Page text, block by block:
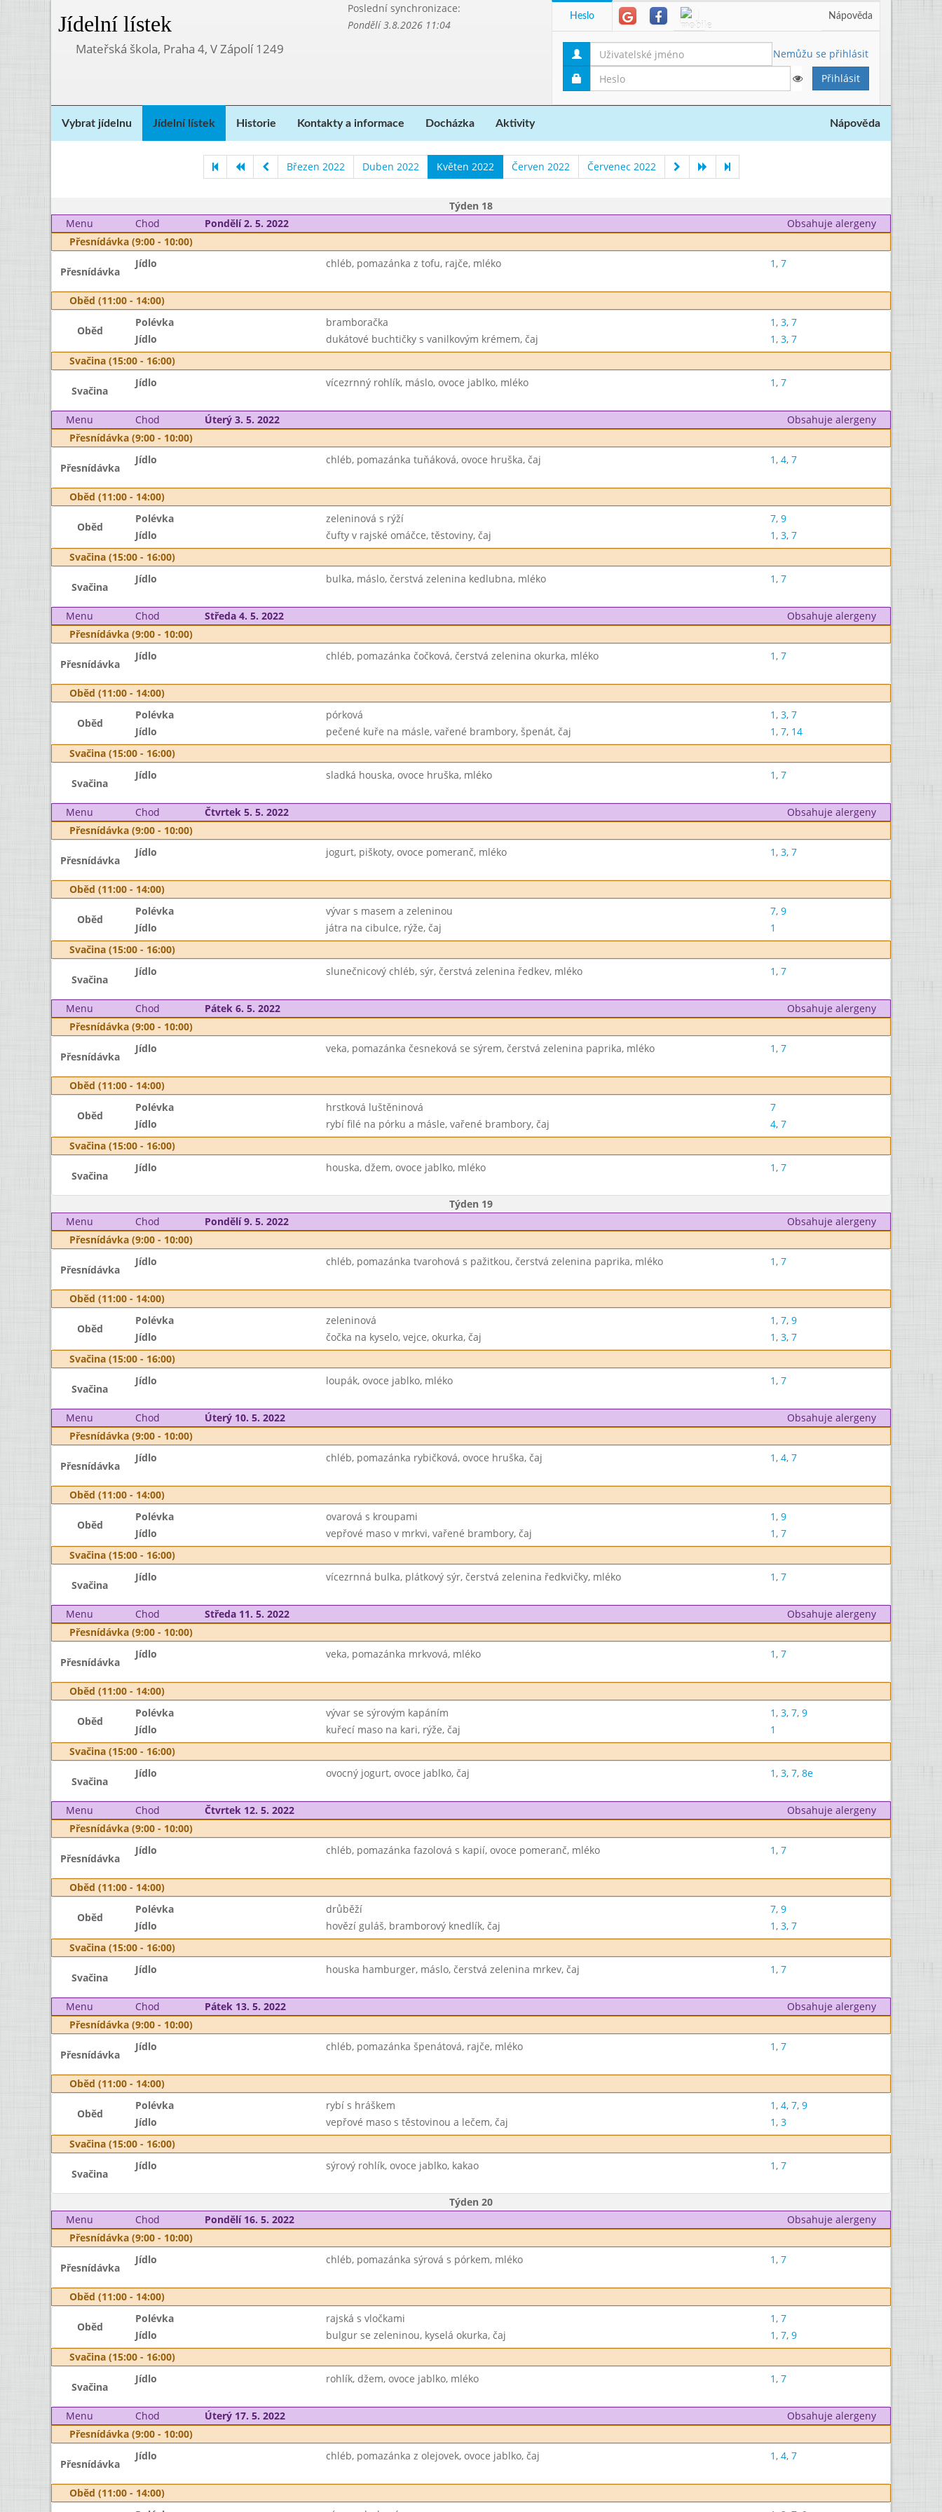
Jídelní lístek
Poslední synchronizace:
Pondělí 3.8.2026 11:04
Mateřská škola, Praha 4, V Zápolí 1249
Heslo Nápověda
Nemůžu se přihlásit
Vybrat jídelnu Jídelní lístek Historie Kontakty a informace Docházka Aktivity Nápověda
Březen 2022 Duben 2022 Květen 2022 Červen 2022 Červenec 2022
Týden 18
Menu
Chod Pondělí 2. 5. 2022
Obsahuje alergeny
Přesnídávka (9:00 - 10:00)
Přesnídávka
Jídlo chléb, pomazánka z tofu, rajče, mléko 1, 7
Oběd (11:00 - 14:00)
Oběd
Polévka bramboračka 1, 3, 7
Jídlo
dukátové buchtičky s vanilkovým krémem, čaj 1, 3, 7
Svačina (15:00 - 16:00)
Svačina
Jídlo vícezrnný rohlík, máslo, ovoce jablko, mléko 1, 7
Menu Chod Úterý 3. 5. 2022
Obsahuje alergeny
Přesnídávka (9:00 - 10:00)
Přesnídávka
Jídlo chléb, pomazánka tuňáková, ovoce hruška, čaj 1, 4, 7
Oběd (11:00 - 14:00)
Oběd
Polévka zeleninová s rýží 7, 9
Jídlo
čufty v rajské omáčce, těstoviny, čaj 1, 3, 7
Svačina (15:00 - 16:00)
Svačina
Jídlo bulka, máslo, čerstvá zelenina kedlubna, mléko 1, 7
Menu Chod Středa 4. 5. 2022
Obsahuje alergeny
Přesnídávka (9:00 - 10:00)
Přesnídávka
Jídlo chléb, pomazánka čočková, čerstvá zelenina okurka, mléko 1, 7
Oběd (11:00 - 14:00)
Oběd
Polévka pórková 1, 3, 7
Jídlo
pečené kuře na másle, vařené brambory, špenát, čaj 1, 7, 14
Svačina (15:00 - 16:00)
Svačina
Jídlo sladká houska, ovoce hruška, mléko 1, 7
Menu Chod Čtvrtek 5. 5. 2022
Obsahuje alergeny
Přesnídávka (9:00 - 10:00)
Přesnídávka
Jídlo jogurt, piškoty, ovoce pomeranč, mléko 1, 3, 7
Oběd (11:00 - 14:00)
Oběd
Polévka vývar s masem a zeleninou 7, 9
Jídlo
játra na cibulce, rýže, čaj
1
Svačina (15:00 - 16:00)
Svačina
Jídlo slunečnicový chléb, sýr, čerstvá zelenina ředkev, mléko 1, 7
Menu Chod Pátek 6. 5. 2022
Obsahuje alergeny
Přesnídávka (9:00 - 10:00)
Přesnídávka
Jídlo veka, pomazánka česneková se sýrem, čerstvá zelenina paprika, mléko 1, 7
Oběd (11:00 - 14:00)
Oběd
Polévka hrstková luštěninová
7
Jídlo
rybí filé na pórku a másle, vařené brambory, čaj 4, 7
Svačina (15:00 - 16:00)
Svačina
Jídlo houska, džem, ovoce jablko, mléko 1, 7
Týden 19
Menu
Chod Pondělí 9. 5. 2022
Obsahuje alergeny
Přesnídávka (9:00 - 10:00)
Přesnídávka
Jídlo chléb, pomazánka tvarohová s pažitkou, čerstvá zelenina paprika, mléko 1, 7
Oběd (11:00 - 14:00)
Oběd
Polévka zeleninová 1, 7, 9
Jídlo
čočka na kyselo, vejce, okurka, čaj 1, 3, 7
Svačina (15:00 - 16:00)
Svačina
Jídlo loupák, ovoce jablko, mléko 1, 7
Menu Chod Úterý 10. 5. 2022
Obsahuje alergeny
Přesnídávka (9:00 - 10:00)
Přesnídávka
Jídlo chléb, pomazánka rybičková, ovoce hruška, čaj 1, 4, 7
Oběd (11:00 - 14:00)
Oběd
Polévka ovarová s kroupami 1, 9
Jídlo
vepřové maso v mrkvi, vařené brambory, čaj 1, 7
Svačina (15:00 - 16:00)
Svačina
Jídlo vícezrnná bulka, plátkový sýr, čerstvá zelenina ředkvičky, mléko 1, 7
Menu Chod Středa 11. 5. 2022
Obsahuje alergeny
Přesnídávka (9:00 - 10:00)
Přesnídávka
Jídlo veka, pomazánka mrkvová, mléko 1, 7
Oběd (11:00 - 14:00)
Oběd
Polévka vývar se sýrovým kapáním 1, 3, 7, 9
Jídlo
kuřecí maso na kari, rýže, čaj
1
Svačina (15:00 - 16:00)
Svačina
Jídlo ovocný jogurt, ovoce jablko, čaj 1, 3, 7, 8e
Menu Chod Čtvrtek 12. 5. 2022
Obsahuje alergeny
Přesnídávka (9:00 - 10:00)
Přesnídávka
Jídlo chléb, pomazánka fazolová s kapií, ovoce pomeranč, mléko 1, 7
Oběd (11:00 - 14:00)
Oběd
Polévka drůběží 7, 9
Jídlo
hovězí guláš, bramborový knedlík, čaj 1, 3, 7
Svačina (15:00 - 16:00)
Svačina
Jídlo houska hamburger, máslo, čerstvá zelenina mrkev, čaj 1, 7
Menu Chod Pátek 13. 5. 2022
Obsahuje alergeny
Přesnídávka (9:00 - 10:00)
Přesnídávka
Jídlo chléb, pomazánka špenátová, rajče, mléko 1, 7
Oběd (11:00 - 14:00)
Oběd
Polévka rybí s hráškem 1, 4, 7, 9
Jídlo
vepřové maso s těstovinou a lečem, čaj 1, 3
Svačina (15:00 - 16:00)
Svačina
Jídlo sýrový rohlík, ovoce jablko, kakao 1, 7
Týden 20
Menu
Chod Pondělí 16. 5. 2022
Obsahuje alergeny
Přesnídávka (9:00 - 10:00)
Přesnídávka
Jídlo chléb, pomazánka sýrová s pórkem, mléko 1, 7
Oběd (11:00 - 14:00)
Oběd
Polévka rajská s vločkami 1, 7
Jídlo
bulgur se zeleninou, kyselá okurka, čaj 1, 7, 9
Svačina (15:00 - 16:00)
Svačina
Jídlo rohlík, džem, ovoce jablko, mléko 1, 7
Menu Chod Úterý 17. 5. 2022
Obsahuje alergeny
Přesnídávka (9:00 - 10:00)
Přesnídávka
Jídlo chléb, pomazánka z olejovek, ovoce jablko, čaj 1, 4, 7
Oběd (11:00 - 14:00)